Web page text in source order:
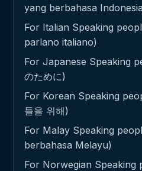
yang berbahasa
For Italian Speaking
parlano italiano)
For Japanese Speaking
のために)
For Korean Speaking
들을 위해)
For Malay Speaking
berbahasa Melayu)
For Norwegian Speaking